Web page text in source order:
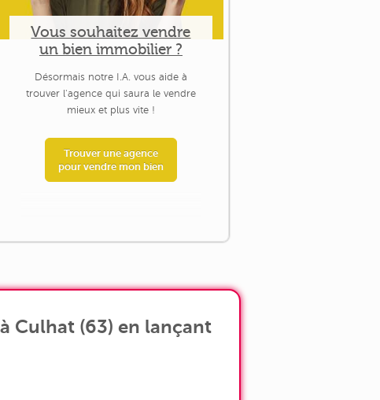
Vous souhaitez vendre
un bien immobilier ?
Désormais notre I.A. vous aide à
trouver l'agence qui saura le vendre
mieux et plus vite !
Trouver une agence
pour vendre mon bien
Culhat (63) en lançant